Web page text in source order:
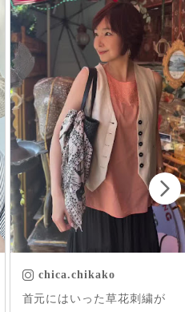
chica.chikako
首元にはいった草花刺繍が